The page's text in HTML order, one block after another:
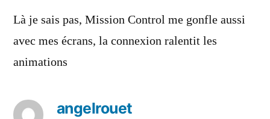
dit :
Là je sais pas, Mission Control me gonfle aussi
avec mes écrans, la connexion ralentit les
animations
angelrouet